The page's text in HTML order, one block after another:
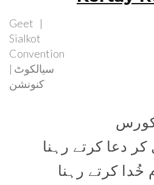
Geet
Sialkot
Convention
| سیالکوٹ
کنونشن
دعا کرتے رہنا
خُدا کرتے رہنا